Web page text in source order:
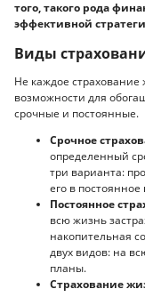
того, такого рода
эффективной
Виды
Не каждое
возможности для
срочные и постоянные.
Срочное
определенный
три варианта:
его в
Постоянное
всю жизнь
накопительная
двух видов: на
планы.
Страхование